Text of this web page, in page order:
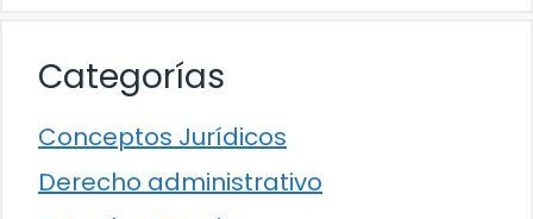
Categorías
Conceptos Jurídicos
Derecho administrativo